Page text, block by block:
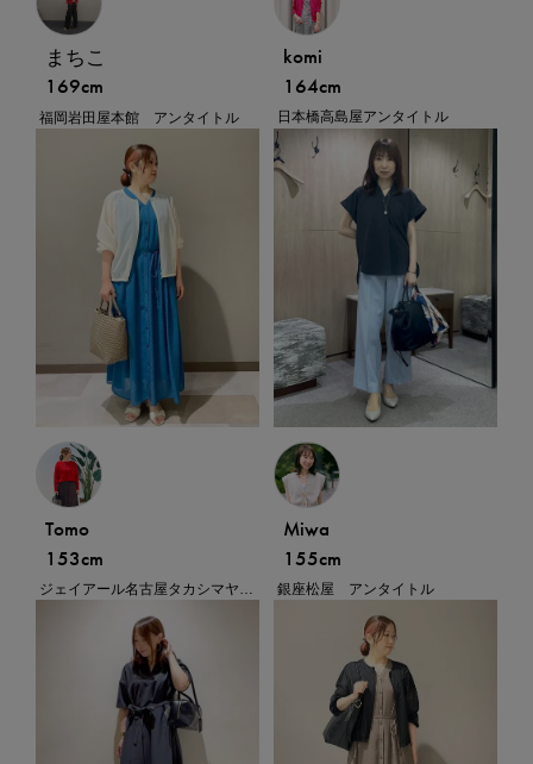
まちこ
169cm
福岡岩田屋本館 アンタイトル
komi
164cm
日本橋高島屋アンタイトル
Tomo
153cm
ジェイアール名古屋タカシマヤ アンタイトル トール＆ラージ
Miwa
155cm
銀座松屋 アンタイトル